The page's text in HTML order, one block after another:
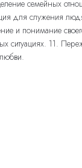
семейных
для служения
и понимание
ситуациях. 11.